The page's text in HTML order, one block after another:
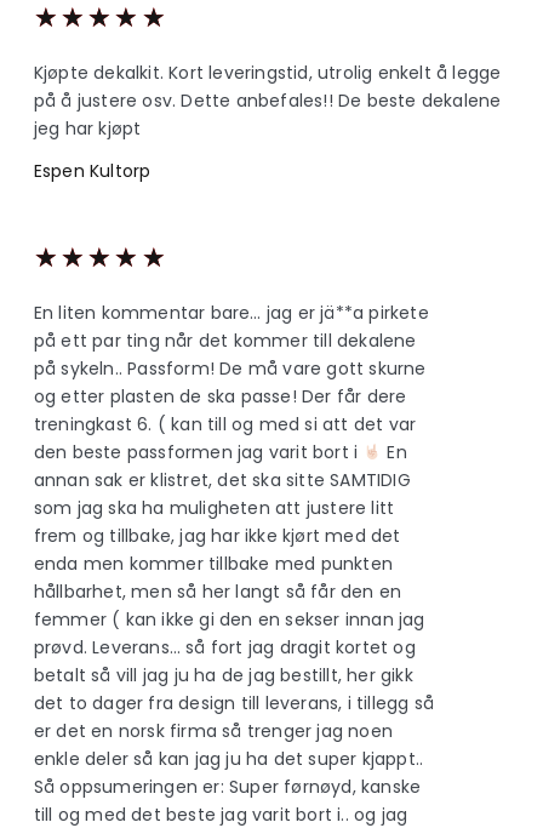
★ ★ ★ ★ ★
Kjøpte dekalkit. Kort leveringstid, utrolig enkelt å legge
på å justere osv. Dette anbefales!! De beste dekalene
jeg har kjøpt
Espen Kultorp
★ ★ ★ ★ ★
En liten kommentar bare… jag er jä**a pirkete
på ett par ting når det kommer till dekalene
på sykeln.. Passform! De må vare gott skurne
og etter plasten de ska passe! Der får dere
treningkast 6. ( kan till og med si att det var
den beste passformen jag varit bort i
En
annan sak er klistret, det ska sitte SAMTIDIG
som jag ska ha muligheten att justere litt
frem og tillbake, jag har ikke kjørt med det
enda men kommer tillbake med punkten
hållbarhet, men så her langt så får den en
femmer ( kan ikke gi den en sekser innan jag
prøvd. Leverans… så fort jag dragit kortet og
betalt så vill jag ju ha de jag bestillt, her gikk
det to dager fra design till leverans, i tillegg så
er det en norsk firma så trenger jag noen
enkle deler så kan jag ju ha det super kjappt..
Så oppsumeringen er: Super førnøyd, kanske
till og med det beste jag varit bort i.. og jag